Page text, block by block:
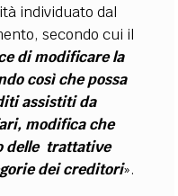
individuato dal
secondo cui il
di modificare la
così che possa
assistiti da
modifica che
delle trattative
dei creditori».